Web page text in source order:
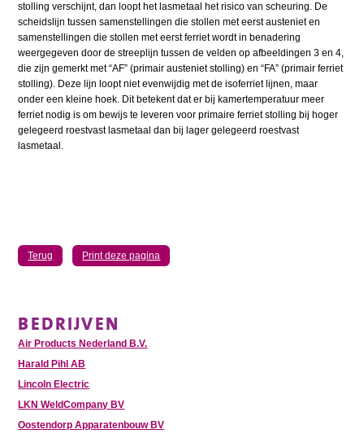
stolling verschijnt, dan loopt het lasmetaal het risico van scheuring. De
scheidslijn tussen samenstellingen die stollen met eerst austeniet en
samenstellingen die stollen met eerst ferriet wordt in benadering
weergegeven door de streeplijn tussen de velden op afbeeldingen 3 en 4,
die zijn gemerkt met “AF” (primair austeniet stolling) en “FA” (primair ferriet
stolling). Deze lijn loopt niet evenwijdig met de isoferriet lijnen, maar
onder een kleine hoek. Dit betekent dat er bij kamertemperatuur meer
ferriet nodig is om bewijs te leveren voor primaire ferriet stolling bij hoger
gelegeerd roestvast lasmetaal dan bij lager gelegeerd roestvast
lasmetaal.
Terug Print deze pagina
BEDRIJVEN
Air Products Nederland B.V.
Harald Pihl AB
Lincoln Electric
LKN WeldCompany BV
Oostendorp Apparatenbouw BV